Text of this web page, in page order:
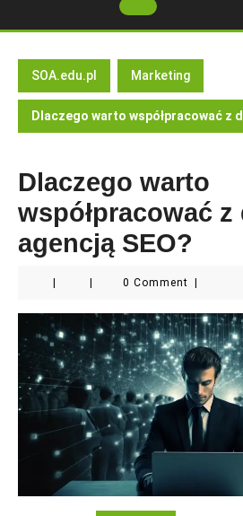
Open
Button
SOA.edu.pl Marketing
Dlaczego warto współpracować z
Dlaczego warto
współpracować z
agencją SEO?
0 Comment